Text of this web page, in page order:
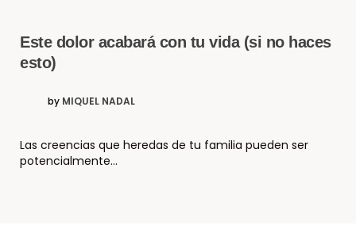
Este dolor acabará con tu vida (si no haces
esto)
by MIQUEL NADAL
Las creencias que heredas de tu familia pueden ser
potencialmente…